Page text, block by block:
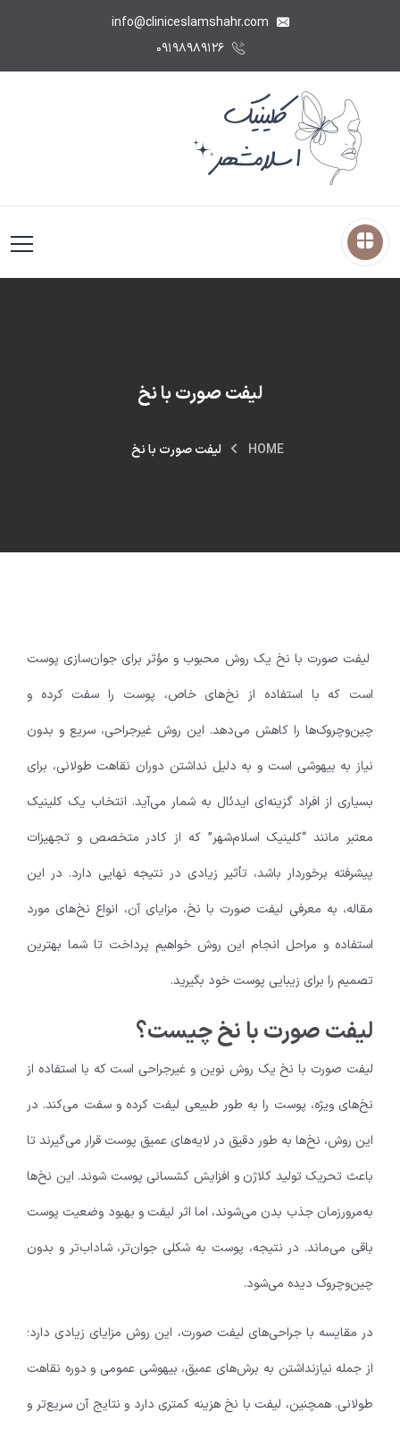
۰۹۱۹۸۹۸۹۱۲۶
لیفت صورت با نخ
HOME لیفت صورت با نخ
لیفت صورت با نخ یک روش محبوب و مؤثر برای جوان‌سازی پوست
است که با استفاده از نخ‌های خاص، پوست را سفت کرده و
چین‌وچروک‌ها را کاهش می‌دهد. این روش غیرجراحی، سریع و بدون
نیاز به بیهوشی است و به دلیل نداشتن دوران نقاهت طولانی، برای
بسیاری از افراد گزینه‌ای ایدئال به شمار می‌آید. انتخاب یک کلینیک
معتبر مانند “کلینیک اسلام‌شهر” که از کادر متخصص و تجهیزات
پیشرفته برخوردار باشد، تأثیر زیادی در نتیجه نهایی دارد. در این
مقاله، به معرفی لیفت صورت با نخ، مزایای آن، انواع نخ‌های مورد
استفاده و مراحل انجام این روش خواهیم پرداخت تا شما بهترین
تصمیم را برای زیبایی پوست خود بگیرید.
لیفت صورت با نخ چیست؟
لیفت صورت با نخ یک روش نوین و غیرجراحی است که با استفاده از
نخ‌های ویژه، پوست را به طور طبیعی لیفت کرده و سفت می‌کند. در
این روش، نخ‌ها به طور دقیق در لایه‌های عمیق پوست قرار می‌گیرند تا
باعث تحریک تولید کلاژن و افزایش کشسانی پوست شوند. این نخ‌ها
به‌مرورزمان جذب بدن می‌شوند، اما اثر لیفت و بهبود وضعیت پوست
باقی می‌ماند. در نتیجه، پوست به شکلی جوان‌تر، شاداب‌تر و بدون
چین‌وچروک دیده می‌شود.
در مقایسه با جراحی‌های لیفت صورت، این روش مزایای زیادی دارد؛
از جمله نیازنداشتن به برش‌های عمیق، بیهوشی عمومی و دوره نقاهت
طولانی. همچنین، لیفت با نخ هزینه کمتری دارد و نتایج آن سریع‌تر و